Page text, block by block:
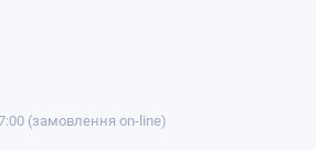
(замовлення on-line)